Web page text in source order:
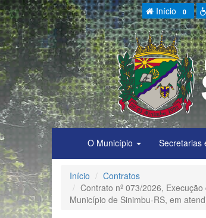
Início 0
O Município Secretarias
Início
Contratos
Contrato nº 073/2026,
Município de Sinimbu-RS, em